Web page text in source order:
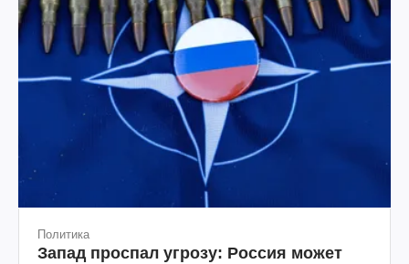
Политика
Запад проспал угрозу: Россия может